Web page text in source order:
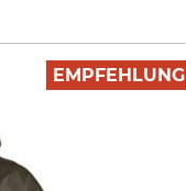
EMPFEHLUNG